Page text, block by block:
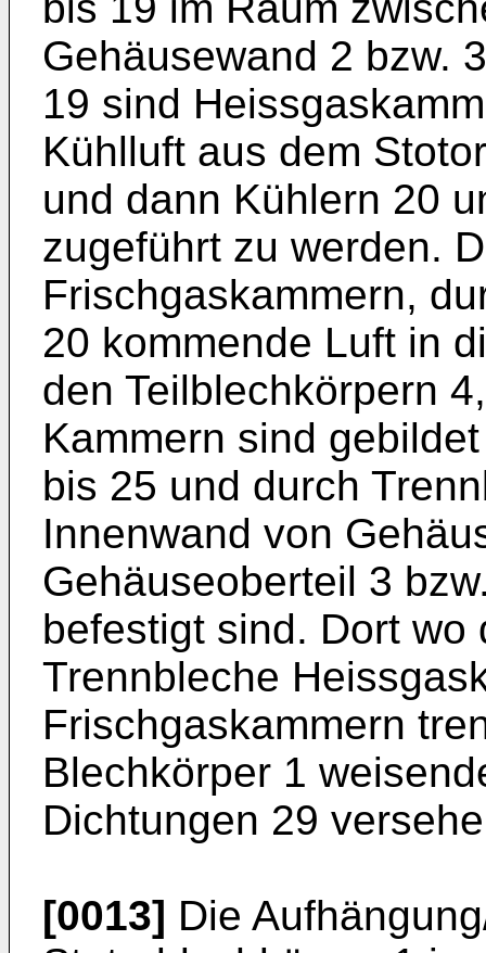
Gehäusewand 2 bzw.
19 sind
Kühlluft aus dem
und dann Kühlern 20
zugeführt zu werden.
Frischgaskammern,
20 kommende Luft in
den Teilblechkörpern
Kammern sind
bis 25 und durch
Innenwand von
Gehäuseoberteil 3
befestigt sind. Dort wo
Trennbleche
Frischgaskammern
Blechkörper 1
Dichtungen 29
[0013] Die